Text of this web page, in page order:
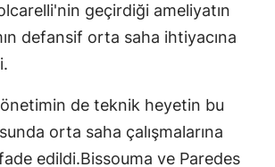
geçirdiği ameliyatın
defansif orta saha ihtiyacına
de teknik heyetin bu
orta saha çalışmalarına
edildi.Bissouma ve Paredes